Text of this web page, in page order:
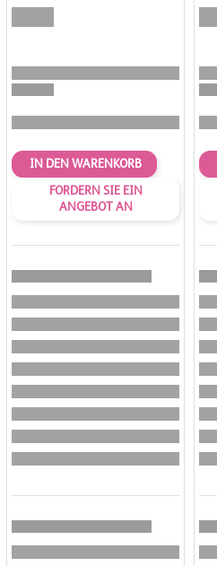
IN DEN WARENKORB
FORDERN SIE EIN
ANGEBOT AN